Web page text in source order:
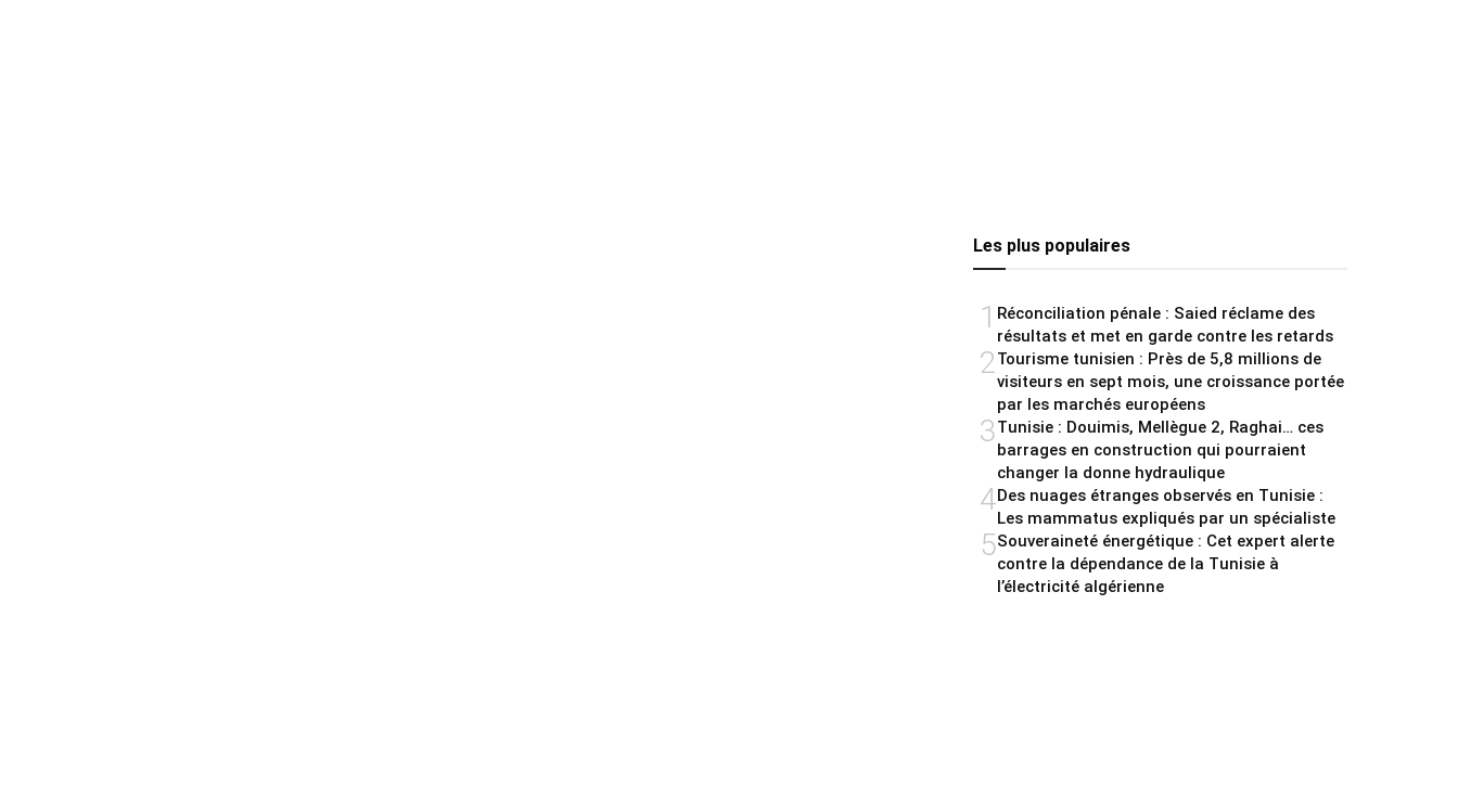
Les plus populaires
1 Réconciliation pénale : Saied réclame des
résultats et met en garde contre les retards
2Tourisme tunisien : Près de 5,8 millions de
visiteurs en sept mois, une croissance portée
par les marchés européens
3Tunisie : Douimis, Mellègue 2, Raghai… ces
barrages en construction qui pourraient
changer la donne hydraulique
4Des nuages étranges observés en Tunisie :
Les mammatus expliqués par un spécialiste
5Souveraineté énergétique : Cet expert alerte
contre la dépendance de la Tunisie à
l’électricité algérienne